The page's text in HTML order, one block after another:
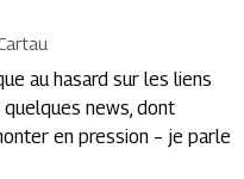
au hasard sur les liens
quelques news, dont
en pression – je parle